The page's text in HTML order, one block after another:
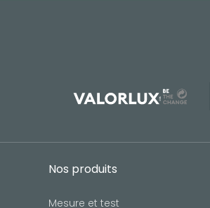
Nos produits
Mesure et test